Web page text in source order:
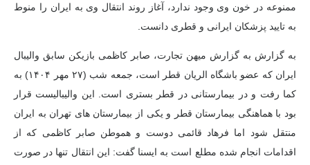
ممنوعه در خون وی وجود ندارد، آغاز روند انتقال وی به ایران را منوط
به تایید پزشکان ایرانی و قطری دانست.
به گزارش به گزارش میهن تجارت، صابر کاظمی بازیکن سابق والیبال
ایران که عضو باشگاه الریان قطر است، جمعه شب (۲۷ مهر ۱۴۰۴) به
کما رفت و در بیمارستانی در قطر بستری است. این والیبالیست قرار
بود با هماهنگی بیمارستان قطر و یکی از بیمارستان های تهران به ایران
منتقل شود اما فرهاد قائمی دوست و هموطن صابر کاظمی که از
اقدامات انجام شده مطلع است به ایسنا گفت: این انتقال تنها در صورت